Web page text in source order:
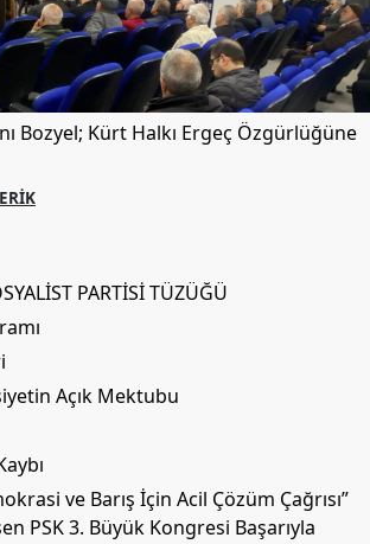
Bozyel; Kürt Halkı Ergeç Özgürlüğüne
PARTİSİ TÜZÜĞÜ
Açık Mektubu
ve Barış İçin Acil Çözüm Çağrısı”
PSK 3. Büyük Kongresi Başarıyla